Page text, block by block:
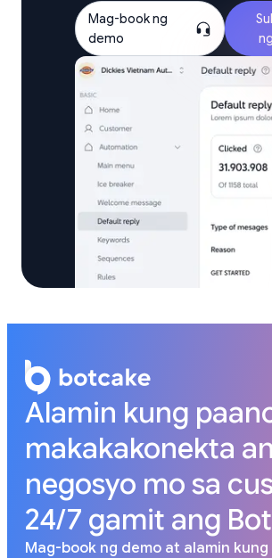
Mag-book ng
demo
Alamin kung
makakakonekta
negosyo mo sa
24/7 gamit ang
Mag-book ng demo at alamin kung